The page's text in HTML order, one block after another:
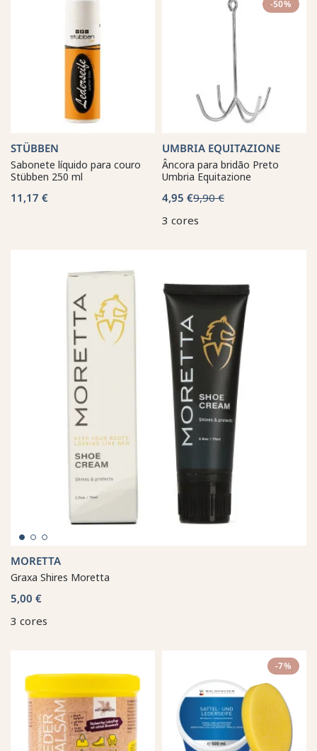
STÜBBEN
Sabonete líquido para couro
Stübben 250 ml
11,17 €
-50%
UMBRIA EQUITAZIONE
Âncora para bridão Preto
Umbria Equitazione
4,95 €9,90 €
3 cores
MORETTA
Graxa Shires Moretta
5,00 €
3 cores
-7%